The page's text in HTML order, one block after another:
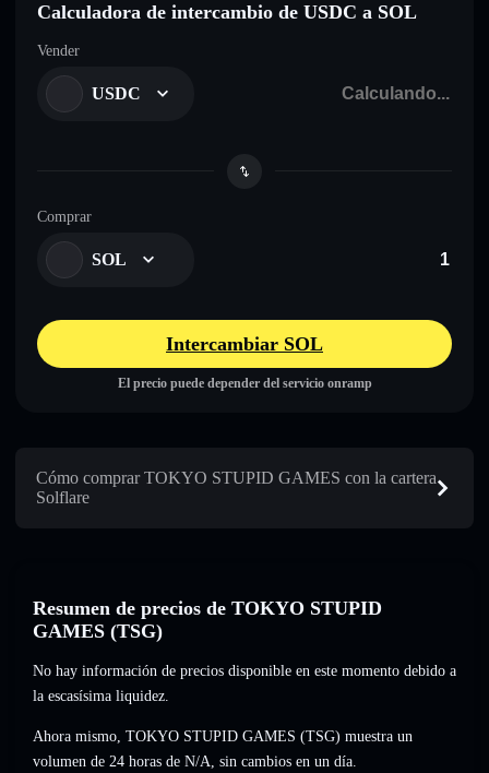
Calculadora de intercambio de USDC a SOL
Vender
USDC
Comprar
SOL
Intercambiar SOL
El precio puede depender del servicio onramp
Cómo comprar TOKYO STUPID GAMES con la cartera
Solflare
Resumen de precios de TOKYO STUPID
GAMES (TSG)
No hay información de precios disponible en este momento debido a
la escasísima liquidez.
Ahora mismo, TOKYO STUPID GAMES (TSG) muestra un
volumen de 24 horas de N/A, sin cambios en un día.